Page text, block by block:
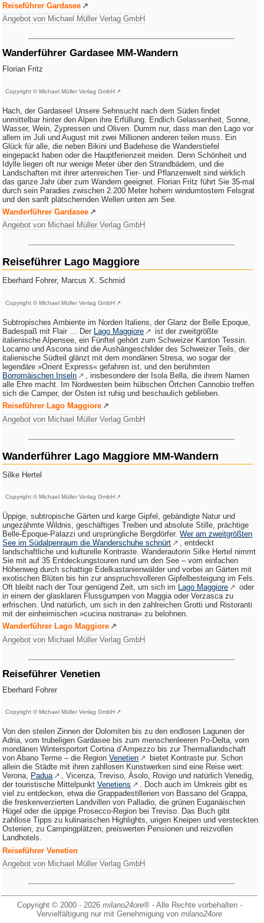
Reiseführer Gardasee
Angebot von Michael Müller Verlag GmbH
Wanderführer Gardasee MM-Wandern
Florian Fritz
Copyright © Michael Müller Verlag GmbH
Hach, der Gardasee! Unsere Sehnsucht nach dem Süden findet
unmittelbar hinter den Alpen ihre Erfüllung. Endlich Gelassenheit, Sonne,
Wasser, Wein, Zypressen und Oliven. Dumm nur, dass man den Lago vor
allem im Juli und August mit zwei Millionen anderen teilen muss. Ein
Glück für alle, die neben Bikini und Badehose die Wanderstiefel
eingepackt haben oder die Hauptferienzeit meiden. Denn Schönheit und
Idylle liegen oft nur wenige Meter über den Strandbädern, und die
Landschaften mit ihrer artenreichen Tier- und Pflanzenwelt sind wirklich
das ganze Jahr über zum Wandern geeignet. Florian Fritz führt Sie 35-mal
durch sein Paradies zwischen 2.200 Meter hohem windumtostem Felsgrat
und den sanft plätschernden Wellen unten am See.
Wanderführer Gardasee
Angebot von Michael Müller Verlag GmbH
Reiseführer Lago Maggiore
Eberhard Fohrer, Marcus X. Schmid
Copyright © Michael Müller Verlag GmbH
Subtropisches Ambiente im Norden Italiens, der Glanz der Belle Epoque,
Badespaß mit Flair … Der
Lago Maggiore
ist der zweitgrößte
italienische Alpensee, ein Fünftel gehört zum Schweizer Kanton Tessin.
Locarno und Ascona sind die Aushängeschilder des Schweizer Teils, der
italienische Südteil glänzt mit dem mondänen Stresa, wo sogar der
legendäre »Orient Express« gefahren ist, und den berühmten
Borromäischen Inseln
, insbesondere der Isola Bella, die ihrem Namen
alle Ehre macht. Im Nordwesten beim hübschen Örtchen Cannobio treffen
sich die Camper, der Osten ist ruhig und beschaulich geblieben.
Reiseführer Lago Maggiore
Angebot von Michael Müller Verlag GmbH
Wanderführer Lago Maggiore MM-Wandern
Silke Hertel
Copyright © Michael Müller Verlag GmbH
Üppige, subtropische Gärten und karge Gipfel, gebändigte Natur und
ungezähmte Wildnis, geschäftiges Treiben und absolute Stille, prächtige
Belle-Époque-Palazzi und ursprüngliche Bergdörfer.Wer am zweitgrößten
See im Südalpenraum die Wanderschuhe schnürt
, entdeckt
landschaftliche und kulturelle Kontraste. Wanderautorin Silke Hertel nimmt
Sie mit auf 35 Entdeckungstouren rund um den See – vom einfachen
Höhenweg durch schattige Edelkastanienwälder und vorbei an Gärten mit
exotischen Blüten bis hin zur anspruchsvolleren Gipfelbesteigung im Fels.
Oft bleibt nach der Tour genügend Zeit, um sich im Lago Maggiore
oder
in einem der glasklaren Flussgumpen von Maggia oder Verzasca zu
erfrischen. Und natürlich, um sich in den zahlreichen Grotti und Ristoranti
mit der einheimischen »cucina nostrana« zu belohnen.
Wanderführer Lago Maggiore
Angebot von Michael Müller Verlag GmbH
Reiseführer Venetien
Eberhard Fohrer
Copyright © Michael Müller Verlag GmbH
Von den steilen Zinnen der Dolomiten bis zu den endlosen Lagunen der
Adria, vom trubeligen Gardasee bis zum menschenleeren Po-Delta, vom
mondänen Wintersportort Cortina d’Ampezzo bis zur Thermallandschaft
von Abano Terme – die RegionVenetien
bietet Kontraste pur. Schon
allein die Städte mit ihren zahllosen Kunstwerken sind eine Reise wert:
Verona, Padua
, Vicenza, Treviso, Ásolo, Rovigo und natürlich Venedig,
der touristische MittelpunktVenetiens
. Doch auch im Umkreis gibt es
viel zu entdecken, etwa die Grappadestillerien von Bassano del Grappa,
die freskenverzierten Landvillen von Palladio, die grünen Euganäischen
Hügel oder die üppige Prosecco-Region bei Treviso. Das Buch gibt
zahllose Tipps zu kulinarischen Highlights, urigen Kneipen und versteckten
Osterien, zu Campingplätzen, preiswerten Pensionen und reizvollen
Landhotels.
Reiseführer Venetien
Angebot von Michael Müller Verlag GmbH
Copyright © 2000 - 2026 milano24ore® - Alle Rechte vorbehalten -
Vervielfältigung nur mit Genehmigung von milano24ore